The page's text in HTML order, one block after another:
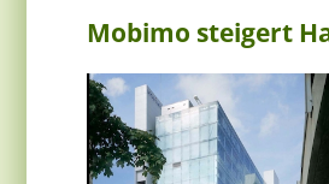
Mobimo steigert